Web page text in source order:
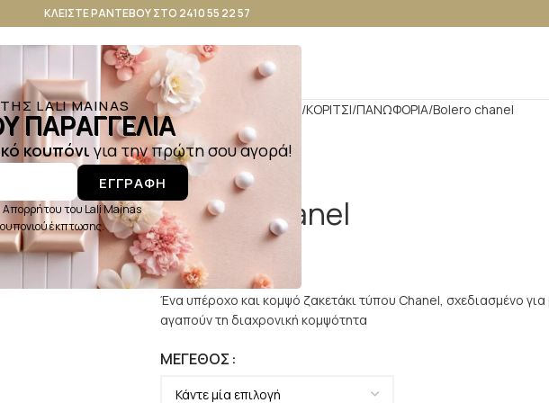
LALI MAINAS
ΠΑΡΑΓΓΕΛΙΑ
κουπόνι για την πρώτη σου αγορά!
ΕΓΓΡΑΦΗ
Απορρήτου του Lali Mainas
έκπτωσης.
ΚΛΕΙΣΤΕ ΡΑΝΤΕΒΟΥ ΣΤΟ 2410 55 22 57
Αρχική σελίδα ΚΟΡΙΤΣΙ ΠΑΝΩΦΟΡΙΑ Bolero chanel
Bolero chanel
65,00
Ένα υπέροχο και κομψό ζακετάκι τύπου Chanel, σχεδιασμένο
αγαπούν τη διαχρονική κομψότητα
ΜΈΓΕΘΟΣ